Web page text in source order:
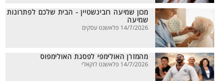
מכון שמיעה רובינשטיין - הבית שלכם לפתרונות
שמיעה
14/7/2026 פלאשנט עסקים
מהמזרן האולימפי לפסגת האולימפוס
14/7/2026 פלאשנט לוקאלי